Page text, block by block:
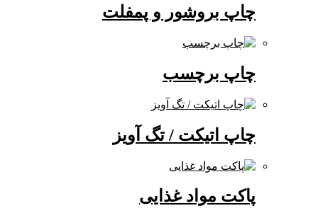
چاپ بروشور و پمفلت
چاپ برچسب
چاپ اتیکت / تگ آویز
پاکت مواد غذایی